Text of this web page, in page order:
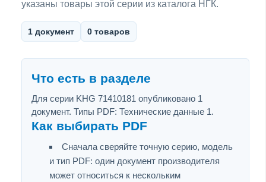
указаны товары этой серии из каталога НГК.
1 документ 0 товаров
Что есть в разделе
Для серии KHG 71410181 опубликовано 1
документ. Типы PDF: Технические данные 1.
Как выбирать PDF
Сначала сверяйте точную серию, модель
и тип PDF: один документ производителя
может относиться к нескольким